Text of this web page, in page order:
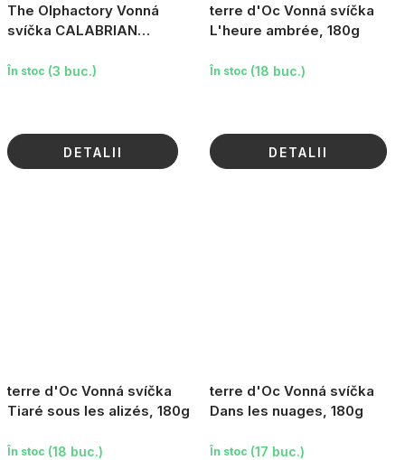
The Olphactory Vonná
svíčka CALABRIAN
g
În stoc (3 buc.)
DETALII
terre d'Oc Vonná svíčka
L'heure ambrée, 180g
În stoc (18 buc.)
DETALII
terre d'Oc Vonná svíčka
Tiaré sous les alizés, 180g
În stoc (18 buc.)
terre d'Oc Vonná svíčka
Dans les nuages, 180g
În stoc (17 buc.)